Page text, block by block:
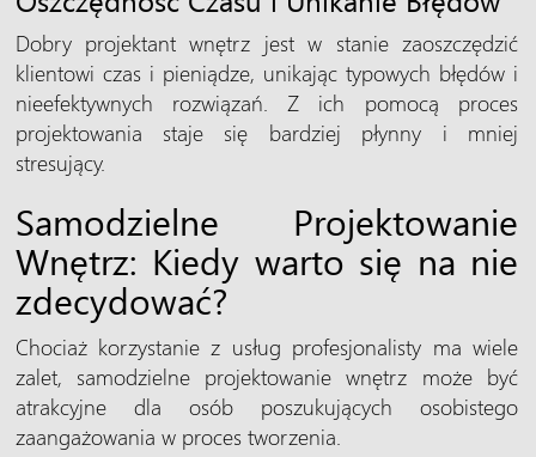
Dobry projektant wnętrz jest w stanie zaoszczędzić
klientowi czas i pieniądze, unikając typowych błędów i
nieefektywnych rozwiązań. Z ich pomocą proces
projektowania staje się bardziej płynny i mniej
stresujący.
Samodzielne Projektowanie
Wnętrz: Kiedy warto się na nie
zdecydować?
Chociaż korzystanie z usług profesjonalisty ma wiele
zalet, samodzielne projektowanie wnętrz może być
atrakcyjne dla osób poszukujących osobistego
zaangażowania w proces tworzenia.